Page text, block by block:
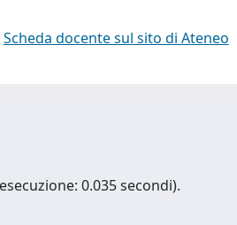
Scheda docente sul sito di Ateneo
0.035 secondi).